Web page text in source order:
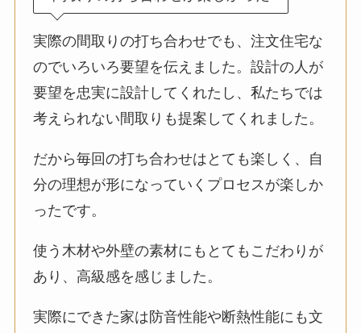
実際の間取りの打ち合わせでも、注文住宅な
のでいろいろ要望を伝えました。設計の人が
要望を忠実に設計してくれたし、私たちでは
考えられない間取りも提案してくれました。
だから毎回の打ち合わせはとても楽しく、自
分の理想が形になっていくプロセスが楽しか
ったです。
使う木材や外壁の素材にもとてもこだわりが
あり、高級感を感じました。
実際にできた家は防音性能や断熱性能にも文